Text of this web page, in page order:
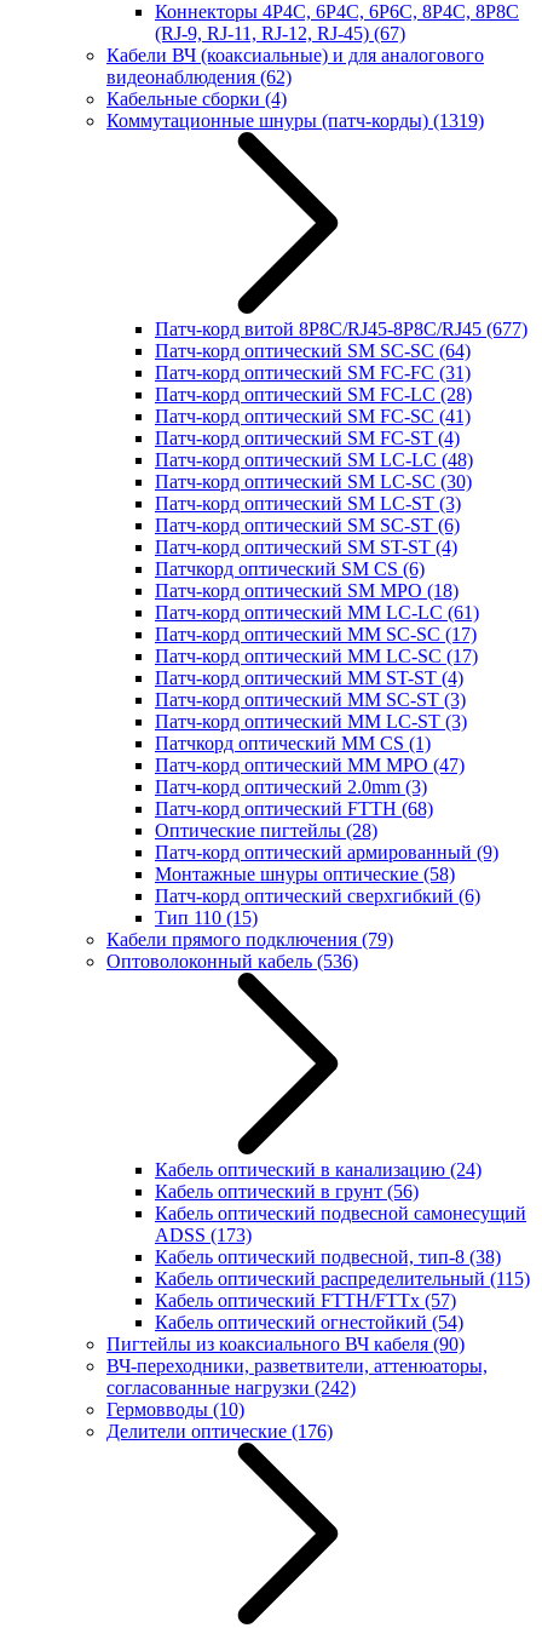
Коннекторы 4P4C, 6P4C, 6P6C, 8P4C, 8P8C
(RJ-9, RJ-11, RJ-12, RJ-45) (67)
Кабели ВЧ (коаксиальные) и для аналогового
видеонаблюдения (62)
Кабельные сборки (4)
Коммутационные шнуры (патч-корды) (1319)
Патч-корд витой 8P8C/RJ45-8P8C/RJ45 (677)
Патч-корд оптический SM SC-SC (64)
Патч-корд оптический SM FC-FC (31)
Патч-корд оптический SM FC-LC (28)
Патч-корд оптический SM FC-SC (41)
Патч-корд оптический SM FC-ST (4)
Патч-корд оптический SM LC-LC (48)
Патч-корд оптический SM LC-SC (30)
Патч-корд оптический SM LC-ST (3)
Патч-корд оптический SM SC-ST (6)
Патч-корд оптический SM ST-ST (4)
Патчкорд оптический SM CS (6)
Патч-корд оптический SM MPO (18)
Патч-корд оптический MM LC-LC (61)
Патч-корд оптический MM SC-SC (17)
Патч-корд оптический MM LC-SC (17)
Патч-корд оптический MM ST-ST (4)
Патч-корд оптический MM SC-ST (3)
Патч-корд оптический MM LC-ST (3)
Патчкорд оптический MM CS (1)
Патч-корд оптический MM MPO (47)
Патч-корд оптический 2.0mm (3)
Патч-корд оптический FTTH (68)
Оптические пигтейлы (28)
Патч-корд оптический армированный (9)
Монтажные шнуры оптические (58)
Патч-корд оптический сверхгибкий (6)
Тип 110 (15)
Кабели прямого подключения (79)
Оптоволоконный кабель (536)
Кабель оптический в канализацию (24)
Кабель оптический в грунт (56)
Кабель оптический подвесной самонесущий
ADSS (173)
Кабель оптический подвесной, тип-8 (38)
Кабель оптический распределительный (115)
Кабель оптический FTTH/FTTx (57)
Кабель оптический огнестойкий (54)
Пигтейлы из коаксиального ВЧ кабеля (90)
ВЧ-переходники, разветвители, аттенюаторы,
согласованные нагрузки (242)
Гермовводы (10)
Делители оптические (176)